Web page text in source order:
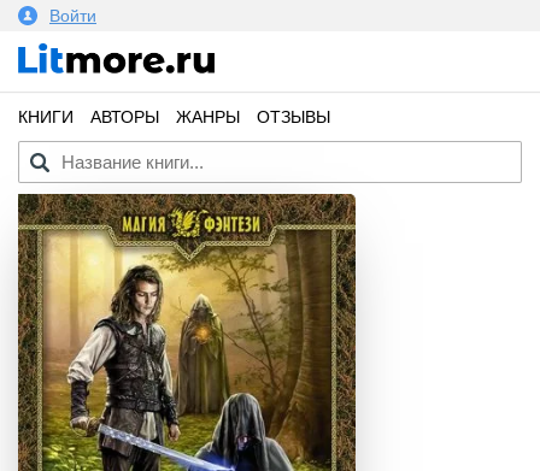
Войти
КНИГИ АВТОРЫ ЖАНРЫ ОТЗЫВЫ